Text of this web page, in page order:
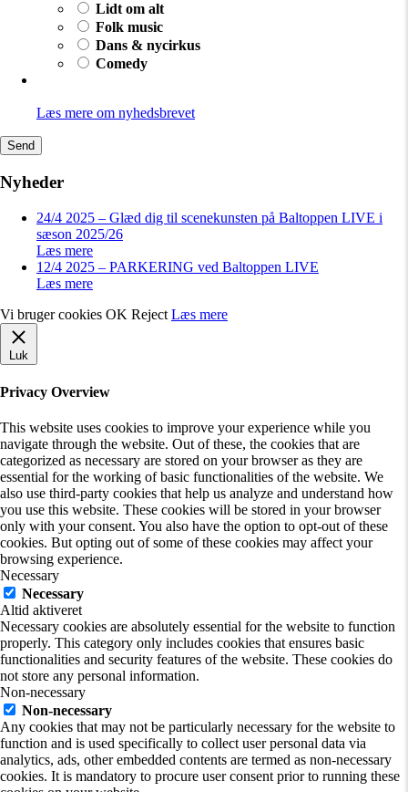
Lidt om alt
Folk music
Dans & nycirkus
Comedy
Læs mere om nyhedsbrevet
Nyheder
24/4 2025 – Glæd dig til scenekunsten på Baltoppen LIVE i
sæson 2025/26
Læs mere
12/4 2025 – PARKERING ved Baltoppen LIVE
Læs mere
Vi bruger cookies OK Reject Læs mere
Luk
Privacy Overview
This website uses cookies to improve your experience while you
navigate through the website. Out of these, the cookies that are
categorized as necessary are stored on your browser as they are
essential for the working of basic functionalities of the website. We
also use third-party cookies that help us analyze and understand how
you use this website. These cookies will be stored in your browser
only with your consent. You also have the option to opt-out of these
cookies. But opting out of some of these cookies may affect your
browsing experience.
Necessary
Necessary
Altid aktiveret
Necessary cookies are absolutely essential for the website to function
properly. This category only includes cookies that ensures basic
functionalities and security features of the website. These cookies do
not store any personal information.
Non-necessary
Non-necessary
Any cookies that may not be particularly necessary for the website to
function and is used specifically to collect user personal data via
analytics, ads, other embedded contents are termed as non-necessary
cookies. It is mandatory to procure user consent prior to running these